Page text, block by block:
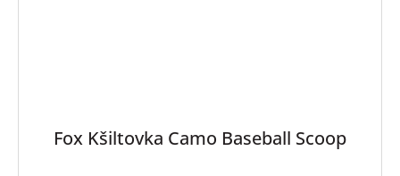
Fox Kšiltovka Camo Baseball Scoop